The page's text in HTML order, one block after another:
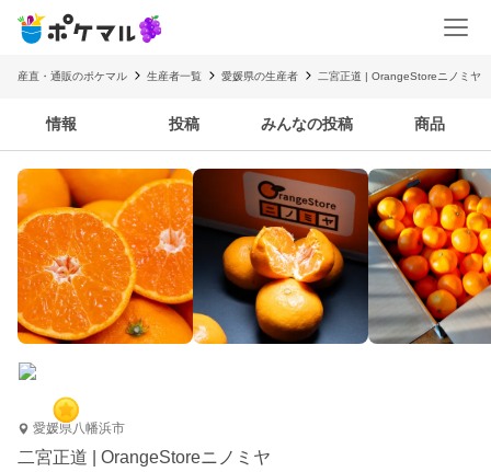
産直・通販のポケマル 生産者一覧 愛媛県の生産者 二宮正道 | OrangeStoreニノミヤ
情報 投稿 みんなの投稿 商品
愛媛県八幡浜市
二宮正道 | OrangeStoreニノミヤ